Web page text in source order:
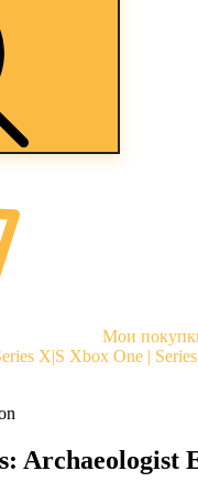
Мои
X|S Xbox One |
Archaeologist